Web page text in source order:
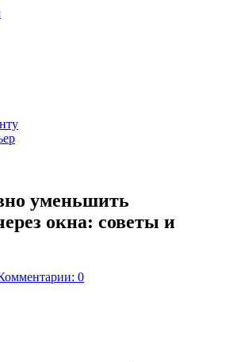
уменьшить
окна: советы и
0